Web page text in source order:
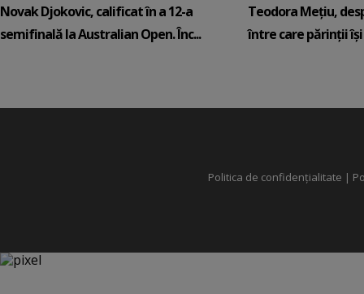
Novak Djokovic, calificat în a 12-a
semifinală la Australian Open. Înc...
Teodora Mețiu,
între care părinții își
Politica de confidențialitate |